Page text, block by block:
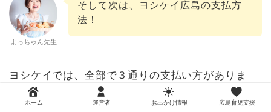
よっちゃん先生
そして次は、ヨシケイ広島の支払方
法！
ヨシケイでは、全部で３通りの支払い方がありま
す。
ホーム 運営者 お出かけ情報 広島育児支援